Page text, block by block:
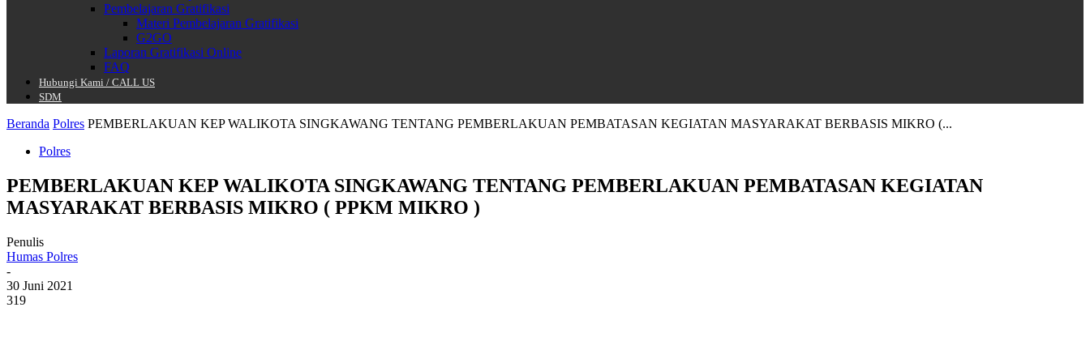
Pembelajaran Gratifikasi
Materi Pembelajaran Gratifikasi
G2GO
Laporan Gratifikasi Online
FAQ
Hubungi Kami / CALL US
SDM
Beranda Polres PEMBERLAKUAN KEP WALIKOTA SINGKAWANG TENTANG PEMBERLAKUAN PEMBATASAN KEGIATAN MASYARAKAT BERBASIS MIKRO (...
Polres
PEMBERLAKUAN KEP WALIKOTA SINGKAWANG TENTANG PEMBERLAKUAN PEMBATASAN KEGIATAN
MASYARAKAT BERBASIS MIKRO ( PPKM MIKRO )
Penulis
Humas Polres
-
30 Juni 2021
319